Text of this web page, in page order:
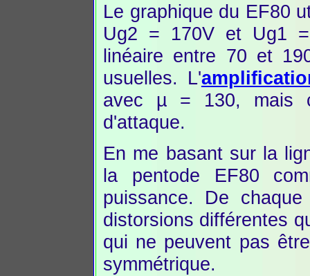
Le graphique du EF80
Ug2 = 170V et Ug1
linéaire entre 70 et
usuelles. L'
avec µ = 130, mais
d'attaque.
En me basant sur la
la pentode EF80
puissance. De
distorsions différentes
qui ne peuvent pas
symmétrique.